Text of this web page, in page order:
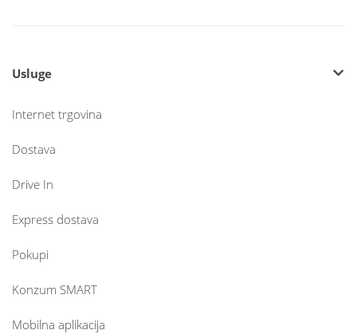
Usluge
Internet trgovina
Dostava
Drive In
Express dostava
Pokupi
Konzum SMART
Mobilna aplikacija